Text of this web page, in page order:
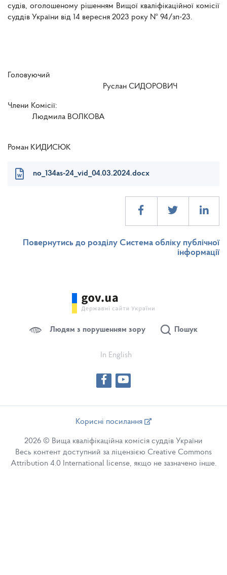
судів, оголошеному рішенням Вищої кваліфікаційної комісії
суддів України від 14 вересня 2023 року № 94/зп-23.
Головуючий
Руслан СИДОРОВИЧ
Члени Комісії:
Людмила ВОЛКОВА
Роман КИДИСЮК
no_134as-24_vid_04.03.2024.docx
Повернутись до розділу Система обліку публічної
інформації
Людям з порушенням зору Пошук
In English
Корисні посилання
2026 © Вища кваліфікаційна комісія суддів України
Весь контент доступний за ліцензією Creative Commons
Attribution 4.0 International license, якщо не зазначено інше.